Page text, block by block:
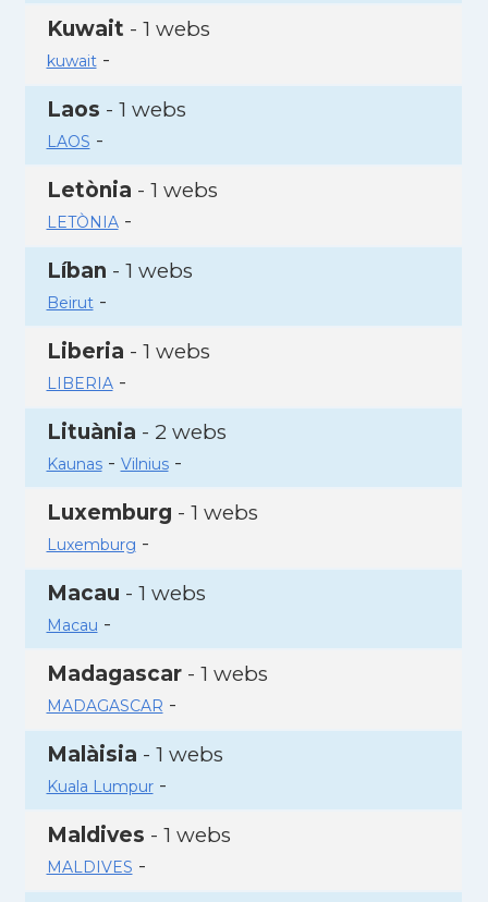
Kuwait - 1 webs
kuwait-
Laos - 1 webs
LAOS -
Letònia - 1 webs
LETÒNIA-
Líban - 1 webs
Beirut-
Liberia - 1 webs
LIBERIA-
Lituània - 2 webs
Kaunas- Vilnius-
Luxemburg - 1 webs
Luxemburg -
Macau - 1 webs
Macau -
Madagascar- 1 webs
MADAGASCAR -
Malàisia - 1 webs
Kuala Lumpur-
Maldives - 1 webs
MALDIVES -